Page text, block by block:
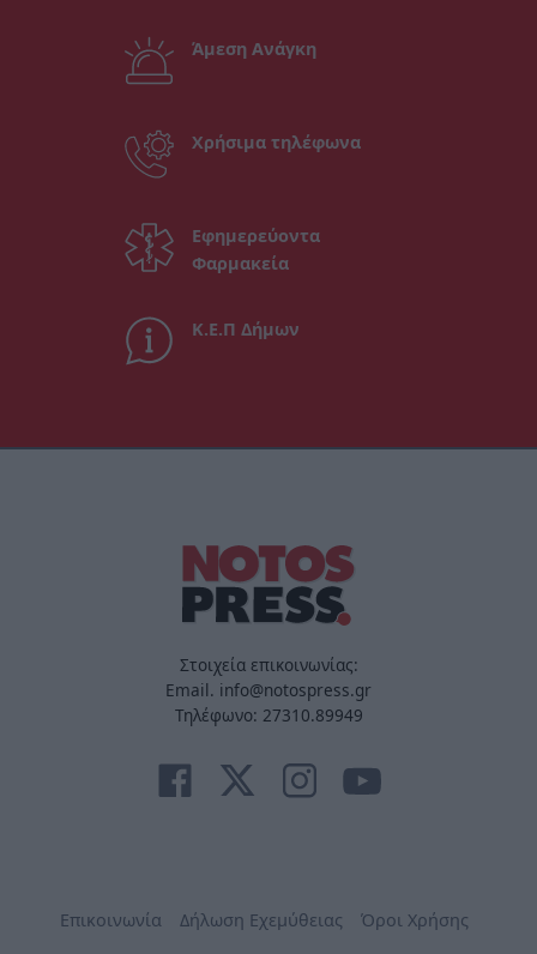
Άμεση Ανάγκη
Χρήσιμα τηλέφωνα
Εφημερεύοντα
Φαρμακεία
Κ.Ε.Π Δήμων
Στοιχεία επικοινωνίας:
Email. info@notospress.gr
Τηλέφωνο: 27310.89949
Επικοινωνία Δήλωση Εχεμύθειας Όροι Χρήσης